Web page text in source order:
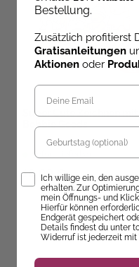
Super Cute Zeichnen mit
Bobbie Goods
Sofort Lieferbar
16,00 €
Bestellung.
Zusätzlich profitierst
Gratisanleitungen
Aktionen oder
Geburtstag
Opt-InIch willige ein, den
erhalten. Zur
mein Öffnungs- und
Hierfür können
Endgerät gespeichert
Details findest du unter
Widerruf ist jederzeit